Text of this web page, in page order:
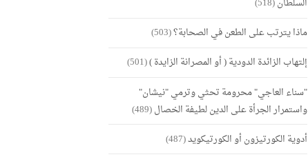
ماذا يترتب على الطعن في الصحابة؟(503)
إلتهاب الزائدة الدودية ( أو المصرانة الزايدة )(501)
"سناء العاجي" محرومة تحثي وترمي "نيشان"
واستمرار الجرأة على الدين لطيفة الخصال(489)
أدوية الكورتيزون أو الكورتيكويد(487)